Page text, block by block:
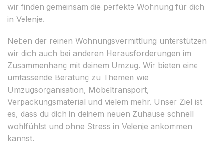
wir finden gemeinsam die perfekte Wohnung für dich
in Velenje.
Neben der reinen Wohnungsvermittlung unterstützen
wir dich auch bei anderen Herausforderungen im
Zusammenhang mit deinem Umzug. Wir bieten eine
umfassende Beratung zu Themen wie
Umzugsorganisation, Möbeltransport,
Verpackungsmaterial und vielem mehr. Unser Ziel ist
es, dass du dich in deinem neuen Zuhause schnell
wohlfühlst und ohne Stress in Velenje ankommen
kannst.